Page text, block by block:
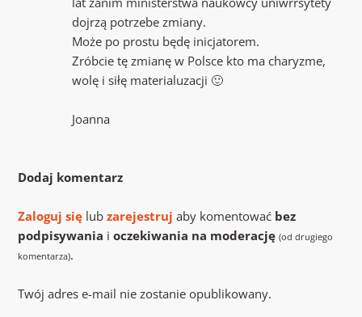
dojrzą potrzebe zmiany.
Może po prostu będę inicjatorem.
Zróbcie tę zmianę w Polsce kto ma charyzme,
wolę i siłę materialuzacji 🙂
Joanna
Dodaj komentarz
Zaloguj sięlub zarejestruj aby komentować bez
podpisywania i oczekiwania na moderację (od drugiego
komentarza).
Twój adres e-mail nie zostanie opublikowany.